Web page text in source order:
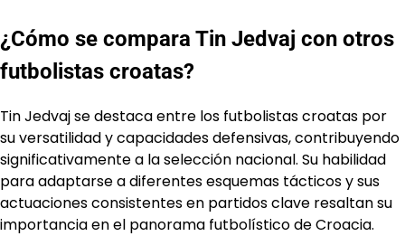
¿Cómo se compara Tin Jedvaj con otros
futbolistas croatas?
Tin Jedvaj se destaca entre los futbolistas croatas por
su versatilidad y capacidades defensivas, contribuyendo
significativamente a la selección nacional. Su habilidad
para adaptarse a diferentes esquemas tácticos y sus
actuaciones consistentes en partidos clave resaltan su
importancia en el panorama futbolístico de Croacia.